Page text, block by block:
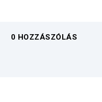
0 HOZZÁSZÓLÁS